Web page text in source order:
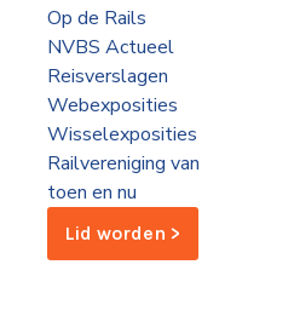
Op de Rails
NVBS Actueel
Reisverslagen
Webexposities
Wisselexposities
Railvereniging van
toen en nu
Lid worden >